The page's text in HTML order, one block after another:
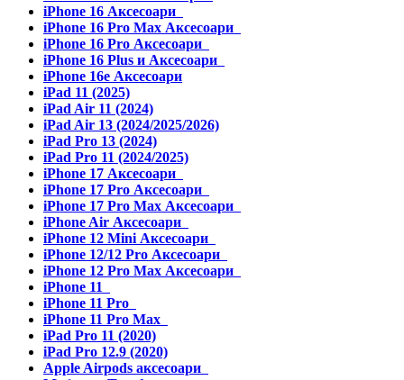
iPhone 16 Аксесоари
iPhone 16 Pro Max Аксесоари
iPhone 16 Pro Аксесоари
iPhone 16 Plus и Аксесоари
iPhone 16e Аксесоари
iPad 11 (2025)
iPad Air 11 (2024)
iPad Air 13 (2024/2025/2026)
iPad Pro 13 (2024)
iPad Pro 11 (2024/2025)
iPhone 17 Аксесоари
iPhone 17 Pro Аксесоари
iPhone 17 Pro Max Аксесоари
iPhone Air Аксесоари
iPhone 12 Mini Аксесоари
iPhone 12/12 Pro Аксесоари
iPhone 12 Pro Max Аксесоари
iPhone 11
iPhone 11 Pro
iPhone 11 Pro Max
iPad Pro 11 (2020)
iPad Pro 12.9 (2020)
Apple Airpods аксесоари